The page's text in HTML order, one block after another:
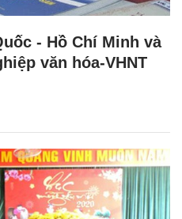
- Hồ Chí Minh và
văn hóa-VHNT